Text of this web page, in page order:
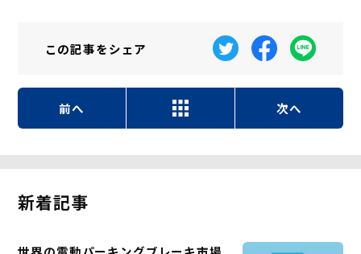
この記事をシェア
前へ 次へ
新着記事